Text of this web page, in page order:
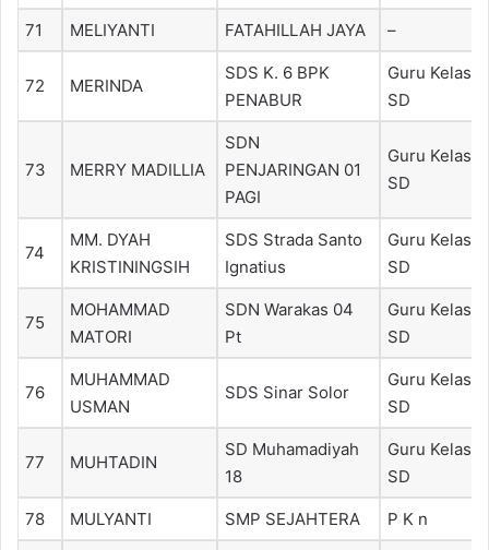
71 MELIYANTI FATAHILLAH JAYA –
72 MERINDA
SDS K. 6 BPK
PENABUR
Guru Kelas
SD
73 MERRY MADILLIA
SDN
PENJARINGAN 01
PAGI
Guru Kelas
SD
74
MM. DYAH
KRISTININGSIH
SDS Strada Santo
Ignatius
Guru Kelas
SD
75
MOHAMMAD
MATORI
SDN Warakas 04
Pt
Guru Kelas
SD
76
MUHAMMAD
USMAN
SDS Sinar Solor
Guru Kelas
SD
77 MUHTADIN
SD Muhamadiyah
18
Guru Kelas
SD
78 MULYANTI SMP SEJAHTERA P K n